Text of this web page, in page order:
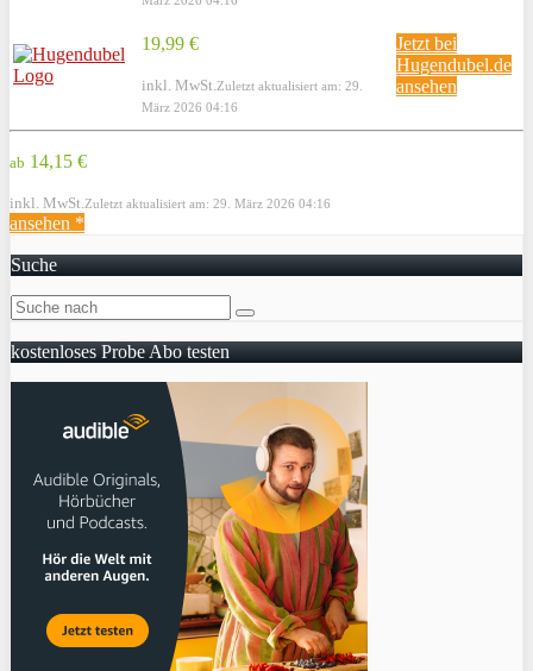
19,99 €
inkl. MwSt. Zuletzt aktualisiert am: 29.
März 2026 04:16
Jetzt bei
Hugendubel.de
ansehen
ab 14,15 €
inkl. MwSt. Zuletzt aktualisiert am: 29. März 2026 04:16
ansehen *
Suche
kostenloses Probe Abo testen